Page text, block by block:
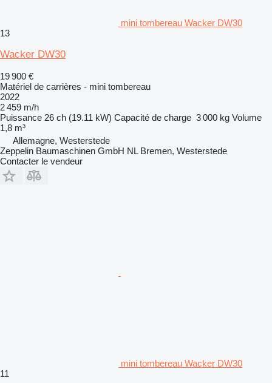
mini tombereau Wacker DW30
13
Wacker DW30
19 900 €
Matériel de carrières - mini tombereau
2022
2 459 m/h
Puissance 26 ch (19.11 kW) Capacité de charge 3 000 kg Volume
1,8 m³
Allemagne, Westerstede
Zeppelin Baumaschinen GmbH NL Bremen, Westerstede
Contacter le vendeur
mini tombereau Wacker DW30
11